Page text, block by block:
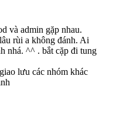
và admin gặp nhau.
rùi a không đánh. Ai
nhá. ^^ . bắt cặp đi tung
lưu các nhóm khác